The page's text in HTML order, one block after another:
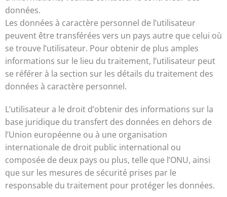
données.
Les données à caractère personnel de l’utilisateur
peuvent être transférées vers un pays autre que celui où
se trouve l’utilisateur. Pour obtenir de plus amples
informations sur le lieu du traitement, l’utilisateur peut
se référer à la section sur les détails du traitement des
données à caractère personnel.
L’utilisateur a le droit d’obtenir des informations sur la
base juridique du transfert des données en dehors de
l’Union européenne ou à une organisation
internationale de droit public international ou
composée de deux pays ou plus, telle que l’ONU, ainsi
que sur les mesures de sécurité prises par le
responsable du traitement pour protéger les données.